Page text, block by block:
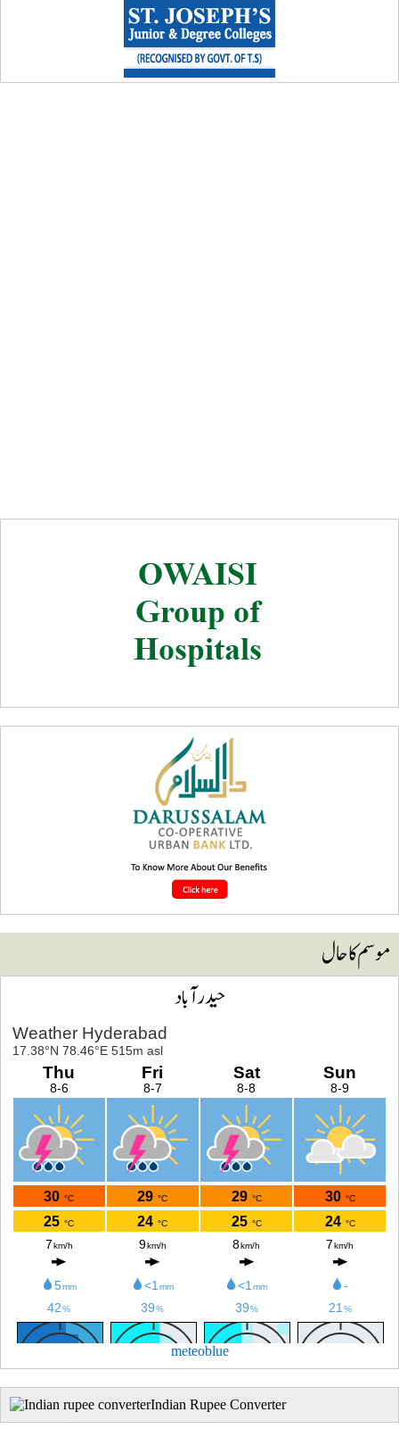
کا حال
حیدرآباد
meteoblue
Indian Rupee Converter